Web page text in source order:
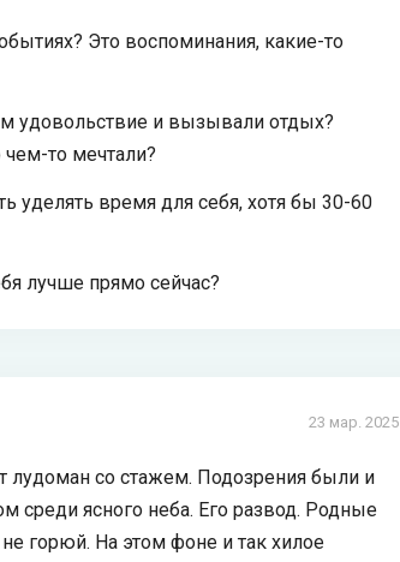
Это воспоминания, какие-то
удовольствие и вызывали отдых?
то мечтали?
уделять время для себя, хотя бы 30-60
лучше прямо сейчас?
23 мар. 2025
лудоман со стажем. Подозрения были и
среди ясного неба. Его развод. Родные
горюй. На этом фоне и так хилое